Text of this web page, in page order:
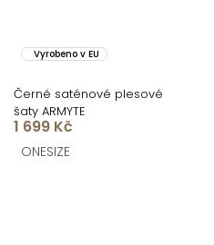
Vyrobeno v EU
Černé saténové plesové
šaty ARMYTE
1 699 Kč
ONESIZE